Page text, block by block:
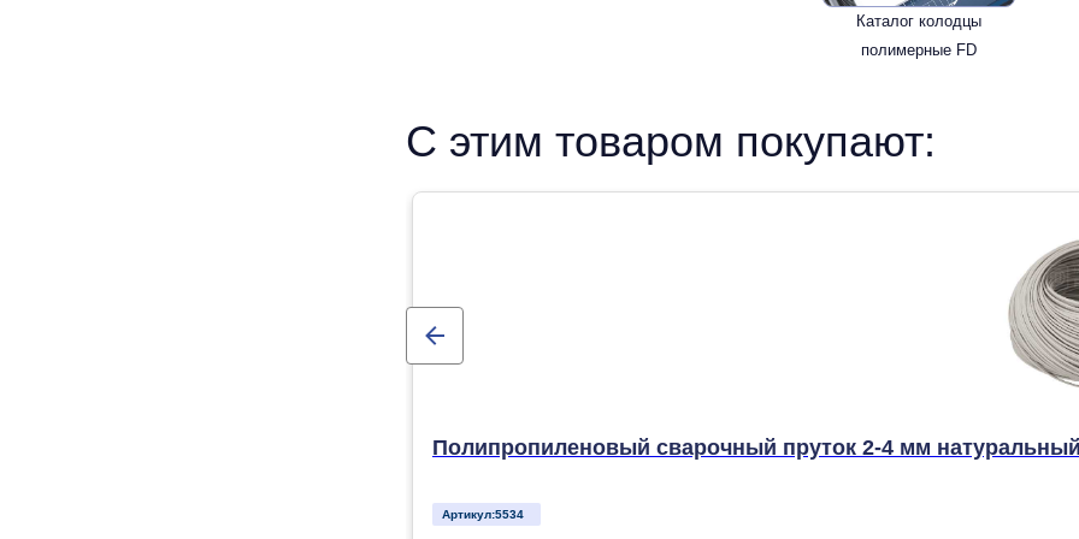
Каталог колодцы
полимерные FD
С этим товаром покупают:
Полипропиленовый сварочный пруток 2-4 мм
Артикул:5534